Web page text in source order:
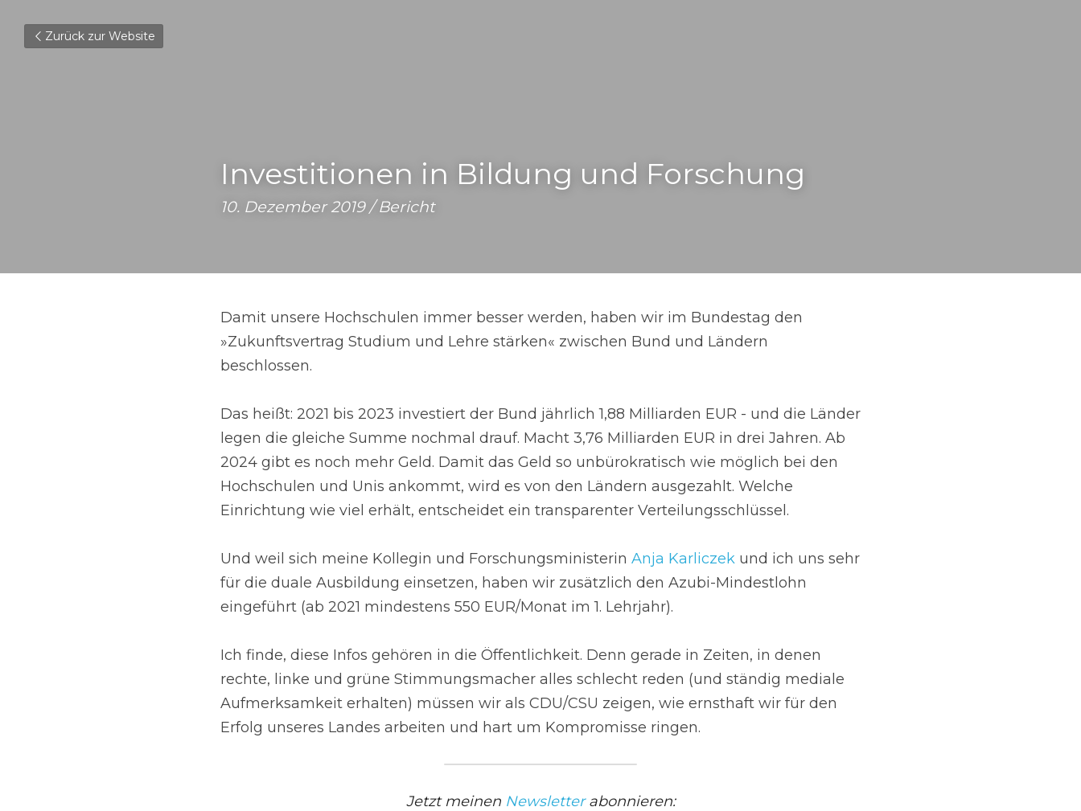
Zurück zur Website
Investitionen in Bildung und Forschung
10. Dezember 2019 / Bericht
Damit unsere Hochschulen immer besser werden, haben wir im Bundestag den
»Zukunftsvertrag Studium und Lehre stärken« zwischen Bund und Ländern
beschlossen.
Das heißt: 2021 bis 2023 investiert der Bund jährlich 1,88 Milliarden EUR - und die Länder
legen die gleiche Summe nochmal drauf. Macht 3,76 Milliarden EUR in drei Jahren. Ab
2024 gibt es noch mehr Geld. Damit das Geld so unbürokratisch wie möglich bei den
Hochschulen und Unis ankommt, wird es von den Ländern ausgezahlt. Welche
Einrichtung wie viel erhält, entscheidet ein transparenter Verteilungsschlüssel.
Und weil sich meine Kollegin und Forschungsministerin Anja Karliczek und ich uns sehr
für die duale Ausbildung einsetzen, haben wir zusätzlich den Azubi-Mindestlohn
eingeführt (ab 2021 mindestens 550 EUR/Monat im 1. Lehrjahr).
Ich finde, diese Infos gehören in die Öffentlichkeit. Denn gerade in Zeiten, in denen
rechte, linke und grüne Stimmungsmacher alles schlecht reden (und ständig mediale
Aufmerksamkeit erhalten) müssen wir als CDU/CSU zeigen, wie ernsthaft wir für den
Erfolg unseres Landes arbeiten und hart um Kompromisse ringen.
Jetzt meinen Newsletter abonnieren: